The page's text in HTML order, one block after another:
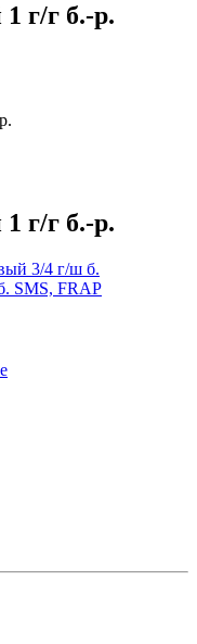
г/г б.-р.
г/г б.-р.
3/4 г/ш б.
SМS, FRAP